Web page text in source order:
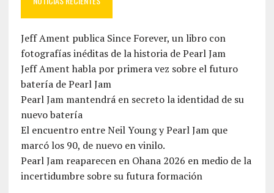
Jeff Ament publica Since Forever, un libro con
fotografías inéditas de la historia de Pearl Jam
Jeff Ament habla por primera vez sobre el futuro
batería de Pearl Jam
Pearl Jam mantendrá en secreto la identidad de su
nuevo batería
El encuentro entre Neil Young y Pearl Jam que
marcó los 90, de nuevo en vinilo.
Pearl Jam reaparecen en Ohana 2026 en medio de la
incertidumbre sobre su futura formación